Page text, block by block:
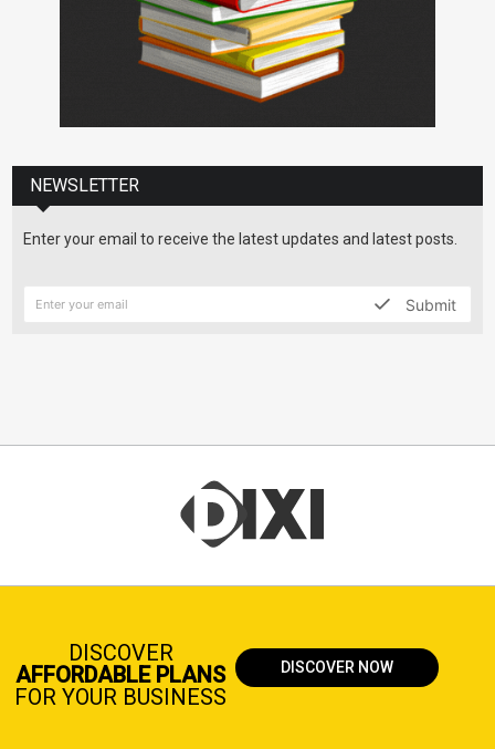
NEWSLETTER
Enter your email to receive the latest updates and latest posts.
Submit
DISCOVER
AFFORDABLE PLANS
FOR YOUR BUSINESS
DISCOVER NOW